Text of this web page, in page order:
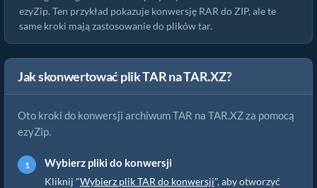
ezyZip. Ten przykład pokazuje konwersję RAR do ZIP, ale te
same kroki mają zastosowanie do plików tar.
Jak skonwertować plik TAR na TAR.XZ?
Oto kroki do konwersji archiwum TAR na TAR.XZ za pomocą
ezyZip.
Wybierz pliki do konwersji
Kliknij "Wybierz plik TAR do konwersji", aby otworzyć